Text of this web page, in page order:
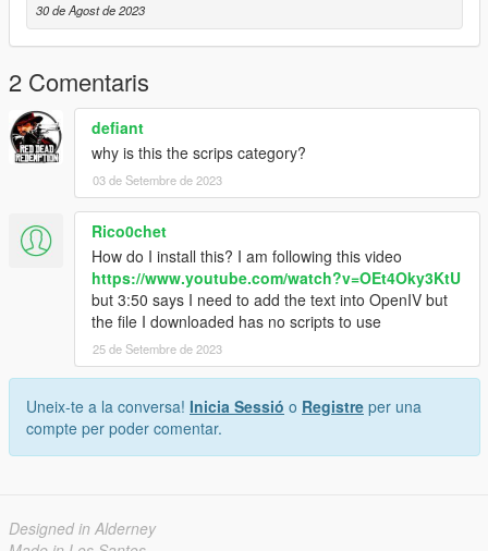
30 de Agost de 2023
2 Comentaris
defiant
why is this the scrips category?
03 de Setembre de 2023
Rico0chet
How do I install this? I am following this video
https://www.youtube.com/watch?v=OEt4Oky3KtU
but 3:50 says I need to add the text into OpenIV but
the file I downloaded has no scripts to use
25 de Setembre de 2023
Uneix-te a la conversa! Inicia Sessió o Registre per una
compte per poder comentar.
Designed in Alderney